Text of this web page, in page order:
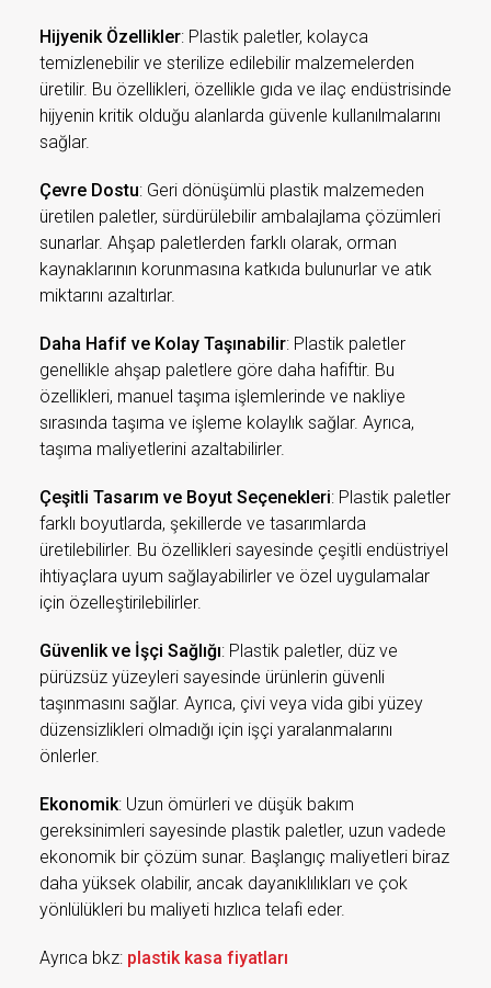
Hijyenik Özellikler: Plastik paletler, kolayca
temizlenebilir ve sterilize edilebilir malzemelerden
üretilir. Bu özellikleri, özellikle gıda ve ilaç endüstrisinde
hijyenin kritik olduğu alanlarda güvenle kullanılmalarını
sağlar.
Çevre Dostu: Geri dönüşümlü plastik malzemeden
üretilen paletler, sürdürülebilir ambalajlama çözümleri
sunarlar. Ahşap paletlerden farklı olarak, orman
kaynaklarının korunmasına katkıda bulunurlar ve atık
miktarını azaltırlar.
Daha Hafif ve Kolay Taşınabilir: Plastik paletler
genellikle ahşap paletlere göre daha hafiftir. Bu
özellikleri, manuel taşıma işlemlerinde ve nakliye
sırasında taşıma ve işleme kolaylık sağlar. Ayrıca,
taşıma maliyetlerini azaltabilirler.
Çeşitli Tasarım ve Boyut Seçenekleri: Plastik paletler
farklı boyutlarda, şekillerde ve tasarımlarda
üretilebilirler. Bu özellikleri sayesinde çeşitli endüstriyel
ihtiyaçlara uyum sağlayabilirler ve özel uygulamalar
için özelleştirilebilirler.
Güvenlik ve İşçi Sağlığı: Plastik paletler, düz ve
pürüzsüz yüzeyleri sayesinde ürünlerin güvenli
taşınmasını sağlar. Ayrıca, çivi veya vida gibi yüzey
düzensizlikleri olmadığı için işçi yaralanmalarını
önlerler.
Ekonomik: Uzun ömürleri ve düşük bakım
gereksinimleri sayesinde plastik paletler, uzun vadede
ekonomik bir çözüm sunar. Başlangıç maliyetleri biraz
daha yüksek olabilir, ancak dayanıklılıkları ve çok
yönlülükleri bu maliyeti hızlıca telafi eder.
Ayrıca bkz: plastik kasa fiyatları